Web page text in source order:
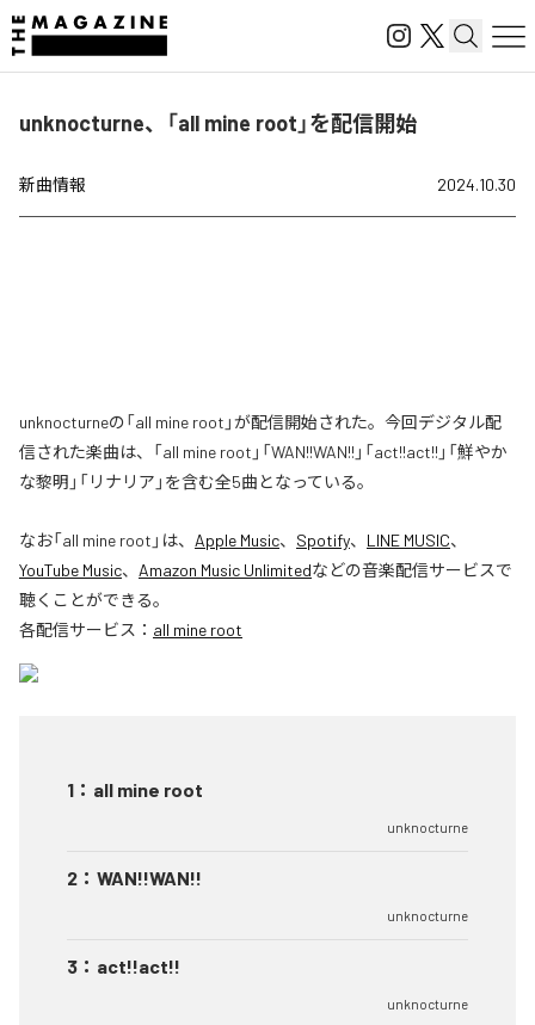
unknocturne、「all mine root」を配信開始
新曲情報 2024.10.30
unknocturneの「all mine root」が配信開始された。今回デジタル配
信された楽曲は、「all mine root」「WAN!!WAN!!」「act!!act!!」「鮮やか
な黎明」「リナリア」を含む全5曲となっている。
なお「all mine root 」は、 Apple Music、 Spotify、 LINE MUSIC、
YouTube Music、 Amazon Music Unlimitedなどの音楽配信サービスで
聴くことができる。
各配信サービス： all mine root
1 ： all mine root
unknocturne
2 ： WAN!!WAN!!
unknocturne
3 ： act!!act!!
unknocturne